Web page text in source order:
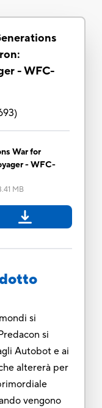
- WFC-
)
War for
- WFC-
MB
si
si
Autobot e ai
altererà per
vengono